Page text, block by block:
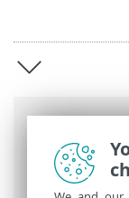
ESET Online
Security>